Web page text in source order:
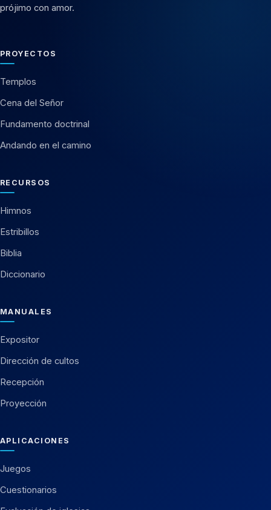
prójimo con amor.
PROYECTOS
Templos
Cena del Señor
Fundamento doctrinal
Andando en el camino
RECURSOS
Himnos
Estribillos
Biblia
Diccionario
MANUALES
Expositor
Dirección de cultos
Recepción
Proyección
APLICACIONES
Juegos
Cuestionarios